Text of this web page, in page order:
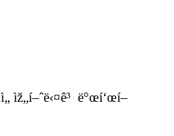
ì„ ìž„í–ˆë‹¤ê³ ë°œí‘œí–